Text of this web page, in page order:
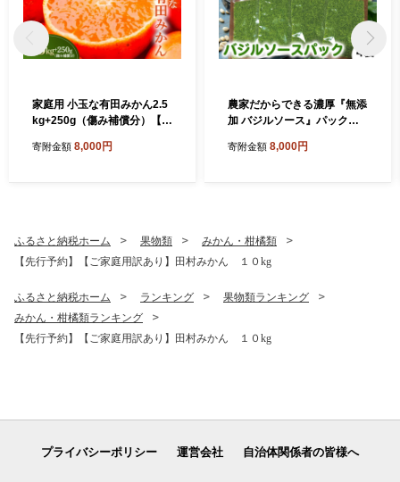
家庭用 小玉な有田みかん2.5
kg+250g（傷み補償分）【わ
ー選果】
寄附金額 8,000円
農家だからできる濃厚『無添
加 バジルソース』パック入
寄附金額 8,000円
ふるさと納税ホーム 果物類
みかん・柑橘類
【先行予約】【ご家庭用訳あり】田村みかん １０kg
ふるさと納税ホーム ランキング
果物類ランキング
みかん・柑橘類ランキング
【先行予約】【ご家庭用訳あり】田村みかん １０kg
プライバシーポリシー 運営会社 自治体関係者の皆様へ